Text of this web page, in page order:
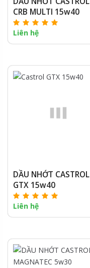
CRB MULTI 15w40
Liên hệ
DẦU NHỚT CASTROL
GTX 15w40
Liên hệ